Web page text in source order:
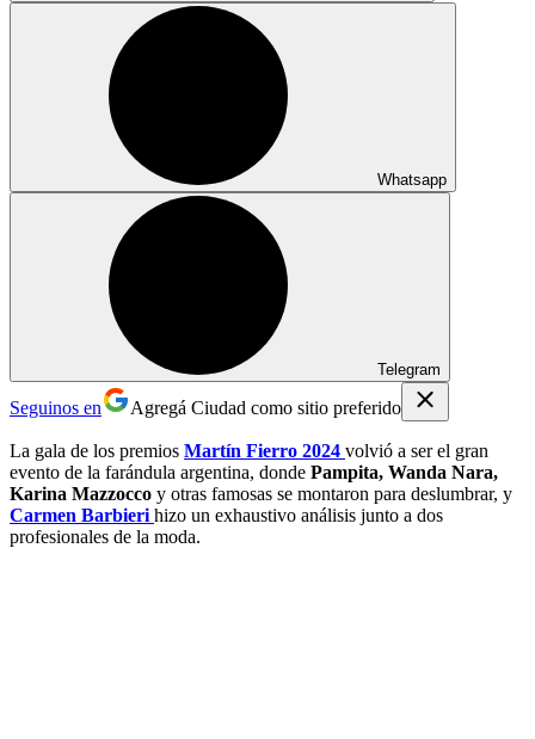
Whatsapp
Telegram
Seguinos en Agregá Ciudad como sitio preferido
La gala de los premios Martín Fierro 2024 volvió a ser el gran
evento de la farándula argentina, donde Pampita, Wanda Nara,
Karina Mazzocco y otras famosas se montaron para deslumbrar, y
Carmen Barbieri hizo un exhaustivo análisis junto a dos
profesionales de la moda.